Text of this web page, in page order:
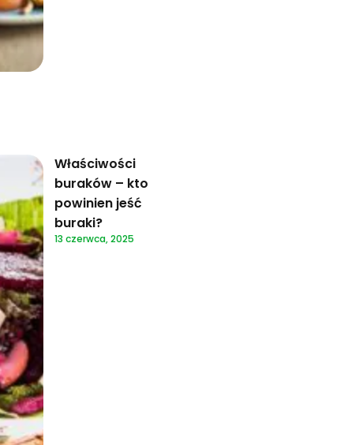
Właściwości
buraków – kto
powinien jeść
buraki?
13 czerwca, 2025